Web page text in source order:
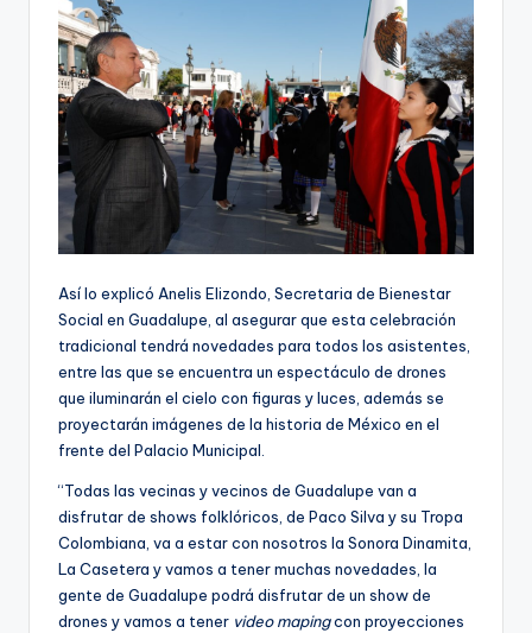
Así lo explicó Anelis Elizondo, Secretaria de Bienestar
Social en Guadalupe, al asegurar que esta celebración
tradicional tendrá novedades para todos los asistentes,
entre las que se encuentra un espectáculo de drones
que iluminarán el cielo con figuras y luces, además se
proyectarán imágenes de la historia de México en el
frente del Palacio Municipal.
“Todas las vecinas y vecinos de Guadalupe van a
disfrutar de shows folklóricos, de Paco Silva y su Tropa
Colombiana, va a estar con nosotros la Sonora Dinamita,
La Casetera y vamos a tener muchas novedades, la
gente de Guadalupe podrá disfrutar de un show de
drones y vamos a tener video mapingcon proyecciones